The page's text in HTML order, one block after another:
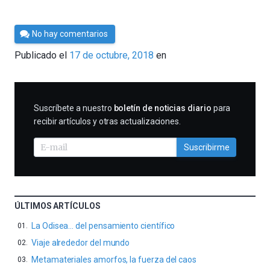
Por
César
Tomé
No hay comentarios
Publicado el 17 de octubre, 2018 en
SUSCRIBIRME
Suscríbete a nuestro boletín de noticias diario para
recibir artículos y otras actualizaciones.
Suscribirme
ÚLTIMOS ARTÍCULOS
La Odisea… del pensamiento científico
Viaje alrededor del mundo
Metamateriales amorfos, la fuerza del caos